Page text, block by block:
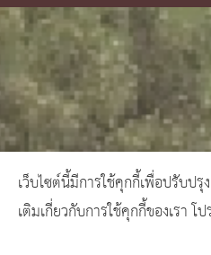
เว็บไซต์นี้มีการใช้คุกกี้เพื่อปรับป
เติมเกี่ยวกับการใช้คุกกี้ของเรา